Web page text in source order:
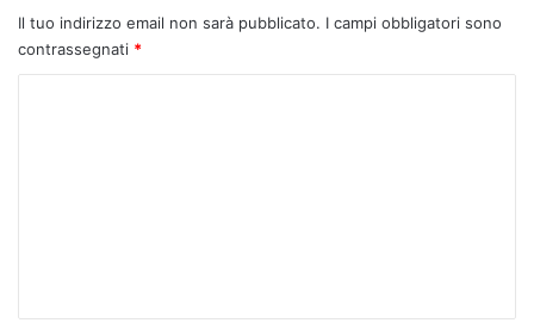
Il tuo indirizzo email non sarà pubblicato. I campi obbligatori sono
contrassegnati *